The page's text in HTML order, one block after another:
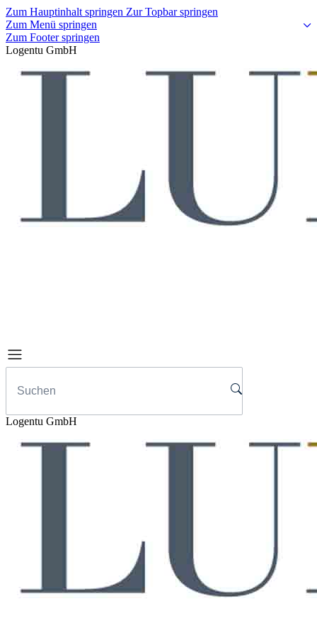
Zum Hauptinhalt springen Zur Topbar springen
Zum Menü springen
Zum Footer springen
Logentu GmbH
Logentu GmbH